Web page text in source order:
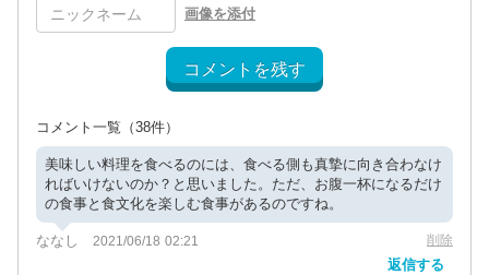
画像を添付
コメントを残す
コメント一覧 （38件）
美味しい料理を食べるのには、食べる側も真摯に向き合わなけ
ればいけないのか？と思いました。ただ、お腹一杯になるだけ
の食事と食文化を楽しむ食事があるのですね。
ななし 2021/06/18 02:21 削除
返信する